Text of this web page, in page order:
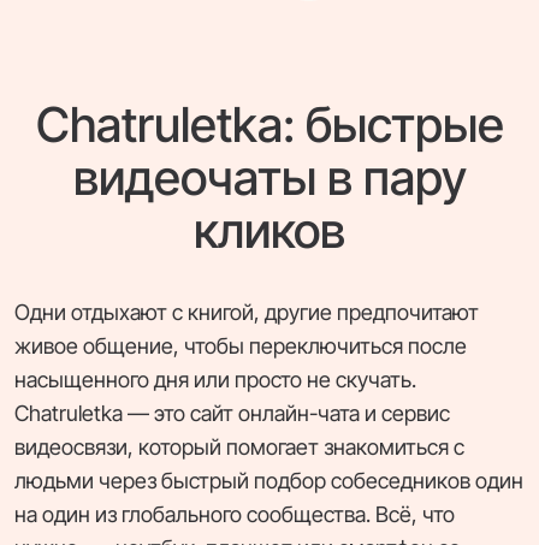
Chatruletka: быстрые
видеочаты в пару
кликов
Одни отдыхают с книгой, другие предпочитают
живое общение, чтобы переключиться после
насыщенного дня или просто не скучать.
Chatruletka — это сайт онлайн-чата и сервис
видеосвязи, который помогает знакомиться с
людьми через быстрый подбор собеседников один
на один из глобального сообщества. Всё, что